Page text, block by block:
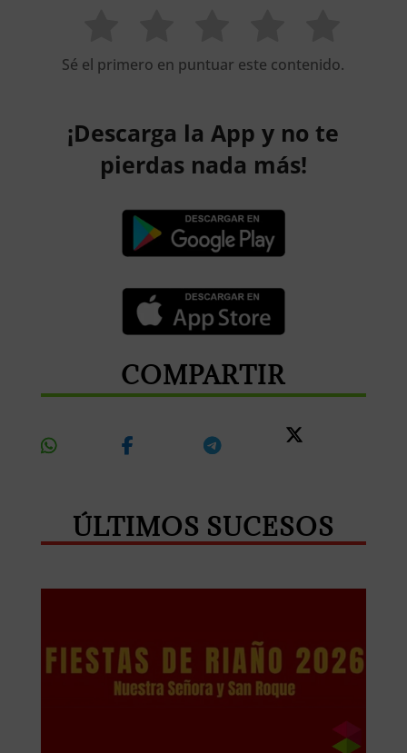
Sé el primero en puntuar este contenido.
¡Descarga la App y no te
pierdas nada más!
COMPARTIR
ÚLTIMOS SUCESOS